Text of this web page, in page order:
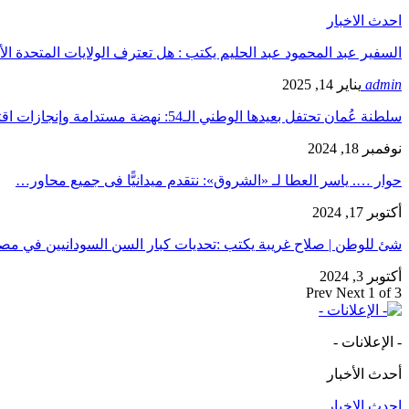
احدث الاخبار
السفير عبد المحمود عبد الحليم يكتب : هل تعترف الولايات المتحدة
admin يناير 14, 2025
سلطنة عُمان تحتفل بعيدها الوطني الـ54: نهضة مستدامة وإنجازات اقتصادية…
نوفمبر 18, 2024
حوار …. ياسر العطا لـ «الشروق»: نتقدم ميدانيًّا فى جميع محاور…
أكتوبر 17, 2024
شئ للوطن | صلاح غريبة يكتب :تحديات كبار السن السودانيين في
أكتوبر 3, 2024
Prev Next 1 of 3
- الإعلانات -
أحدث الأخبار
احدث الاخبار